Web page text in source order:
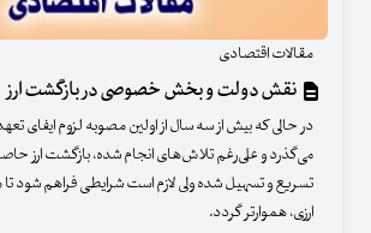
مقالات اقتصادی
نقش دولت و بخش خصوصی در بازگشت ارز
در حالی که بیش از سه سال از اولین مصوبه لزوم ایفای
می‌گذرد و علی‌رغم تلاش‌های انجام شده، بازگشت ارز
تسریع و تسهیل شده ولی لازم است شرایطی فراهم شود
ارزی، هموارتر گردد.